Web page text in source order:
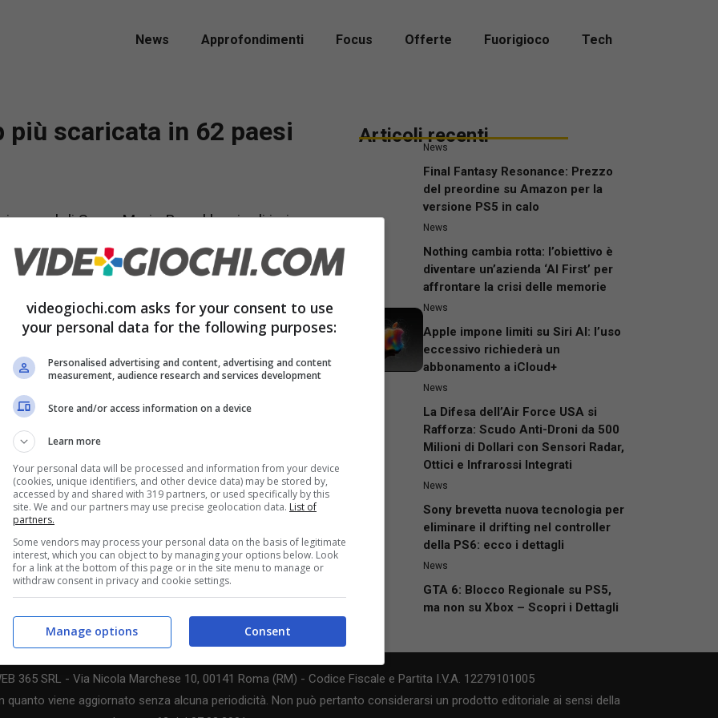
News Approfondimenti Focus Offerte Fuorigioco Tech
più scaricata in 62 paesi
record di Super Mario Run al lancio di ieri
è diventato l’app più scaricata in 62 paesi,
di applicazioni) inclusi.
incassato di più in Germania, Olanda, Messico,
dei €9,99 che consentono di accedere al
Articoli recenti
News
Final Fantasy Resonance: Prezzo
del preordine su Amazon per la
versione PS5 in calo
News
Nothing cambia rotta: l’obiettivo è
diventare un’azienda ‘AI First’ per
affrontare la crisi delle memorie
News
Apple impone limiti su Siri AI: l’uso
eccessivo richiederà un
abbonamento a iCloud+
News
La Difesa dell’Air Force USA si
Rafforza: Scudo Anti-Droni da 500
Milioni di Dollari con Sensori Radar,
Ottici e Infrarossi Integrati
News
Sony brevetta nuova tecnologia per
eliminare il drifting nel controller
della PS6: ecco i dettagli
News
GTA 6: Blocco Regionale su PS5,
ma non su Xbox – Scopri i Dettagli
365 SRL - Via Nicola Marchese 10, 00141 Roma (RM) - Codice Fiscale e Partita I.V.A. 12279101005
viene aggiornato senza alcuna periodicità. Non può pertanto considerarsi un prodotto editoriale ai sensi della
videogiochi.com asks for your consent to use
your personal data for the following purposes:
Personalised advertising and content, advertising and content
measurement, audience research and services development
Store and/or access information on a device
Learn more
Your personal data will be processed and information from your device
(cookies, unique identifiers, and other device data) may be stored by,
accessed by and shared with 319 partners, or used specifically by this
site. We and our partners may use precise geolocation data. List of
partners.
Some vendors may process your personal data on the basis of legitimate
interest, which you can object to by managing your options below. Look
for a link at the bottom of this page or in the site menu to manage or
withdraw consent in privacy and cookie settings.
Consent
Manage options